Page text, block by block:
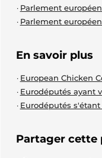
Parlement
Parlement européen
En savoir plus
European Chicken
Eurodéputés ayant
Eurodéputés
Partager cette